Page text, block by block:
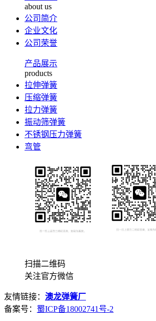
about us
公司简介
企业文化
公司荣誉
产品展示
products
拉伸弹簧
压缩弹簧
拉力弹簧
振动筛弹簧
不锈钢压力弹簧
弯管
扫描二维码
关注官方微信
友情链接： 澳龙弹簧厂
备案号： 蜀ICP备18002741号-2